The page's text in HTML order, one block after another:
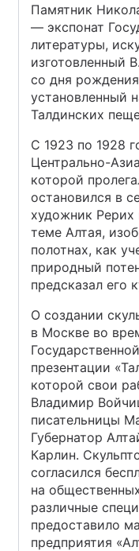
Памятник
— экспонат
литературы,
изготовленный
со дня
установленный
Талдинских
С 1923 по 1928
Центрально-
которой
остановился в
художник Рерих
теме Алтая,
полотнах, как
природный
предсказал его
О создании
в Москве во
презентации
которой свои
Владимир
писательницы
Губернатор
Карлин.
согласился
на
различные
предоставило
предприятия